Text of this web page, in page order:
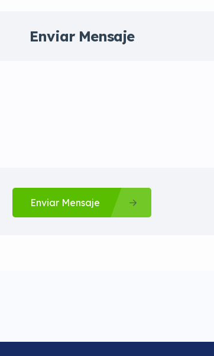
Enviar Mensaje
Enviar Mensaje